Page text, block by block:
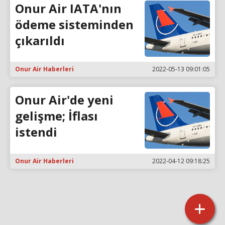
Onur Air IATA'nın
ödeme sisteminden
çıkarıldı
Onur Air Haberleri 2022-05-13 09:01:05
Onur Air'de yeni
gelişme; İflası
istendi
Onur Air Haberleri 2022-04-12 09:18:25